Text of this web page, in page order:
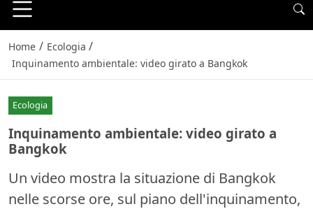
Home / Ecologia /
Inquinamento ambientale: video girato a Bangkok
Ecologia
Inquinamento ambientale: video girato a
Bangkok
Un video mostra la situazione di Bangkok
nelle scorse ore, sul piano dell'inquinamento,